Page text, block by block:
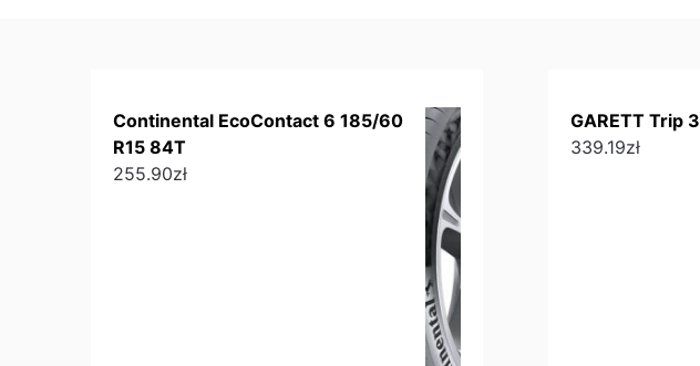
Continental EcoContact 6 185/60
R15 84T
255.90zł
GARETT Trip 3
339.19zł